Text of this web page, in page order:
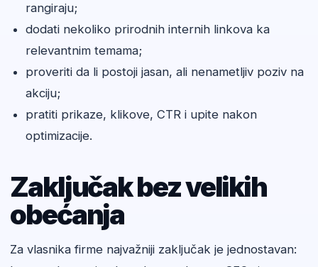
rangiraju;
dodati nekoliko prirodnih internih linkova ka
relevantnim temama;
proveriti da li postoji jasan, ali nenametljiv poziv na
akciju;
pratiti prikaze, klikove, CTR i upite nakon
optimizacije.
Zaključak bez velikih
obećanja
Za vlasnika firme najvažniji zaključak je jednostavan: